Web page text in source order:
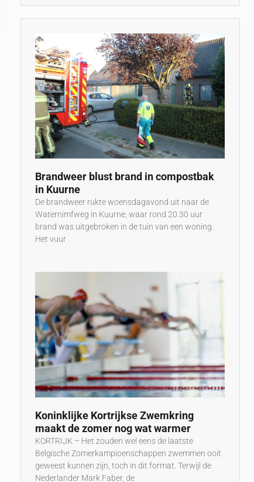
Brandweer blust brand in compostbak
in Kuurne
De brandweer rukte woensdagavond uit naar de
Waternimfweg in Kuurne, waar rond 20.30 uur
brand was uitgebroken in de tuin van een woning.
Het vuur
Koninklijke Kortrijkse Zwemkring
maakt de zomer nog wat warmer
KORTRIJK – Het zouden wel eens de laatste
Belgische Zomerkampioenschappen zwemmen ooit
geweest kunnen zijn, toch in dit format. Terwijl de
Nederlander Mark Faber, de